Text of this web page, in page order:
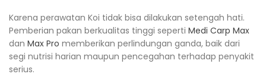
Karena perawatan Koi tidak bisa dilakukan setengah hati.
Pemberian pakan berkualitas tinggi seperti Medi Carp Max
dan Max Pro memberikan perlindungan ganda, baik dari
segi nutrisi harian maupun pencegahan terhadap penyakit
serius.